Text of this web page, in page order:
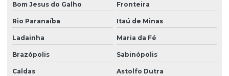
Bom Jesus do Galho Fronteira
Rio Paranaíba Itaú de Minas
Ladainha Maria da Fé
Brazópolis Sabinópolis
Caldas Astolfo Dutra